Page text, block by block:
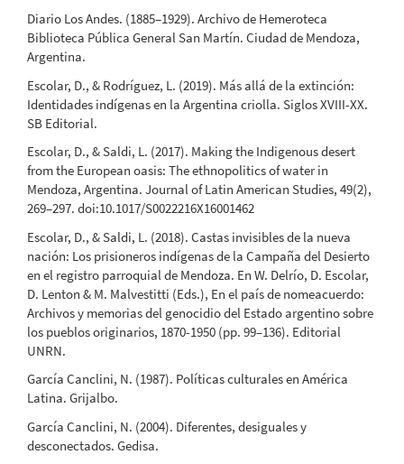
Diario Los Andes. (1885–1929). Archivo de Hemeroteca
Biblioteca Pública General San Martín. Ciudad de Mendoza,
Argentina.
Escolar, D., & Rodríguez, L. (2019). Más allá de la extinción:
Identidades indígenas en la Argentina criolla. Siglos XVIII-XX.
SB Editorial.
Escolar, D., & Saldi, L. (2017). Making the Indigenous desert
from the European oasis: The ethnopolitics of water in
Mendoza, Argentina. Journal of Latin American Studies, 49(2),
269–297. doi:10.1017/S0022216X16001462
Escolar, D., & Saldi, L. (2018). Castas invisibles de la nueva
nación: Los prisioneros indígenas de la Campaña del Desierto
en el registro parroquial de Mendoza. En W. Delrío, D. Escolar,
D. Lenton & M. Malvestitti (Eds.), En el país de nomeacuerdo:
Archivos y memorias del genocidio del Estado argentino sobre
los pueblos originarios, 1870-1950 (pp. 99–136). Editorial
UNRN.
García Canclini, N. (1987). Políticas culturales en América
Latina. Grijalbo.
García Canclini, N. (2004). Diferentes, desiguales y
desconectados. Gedisa.